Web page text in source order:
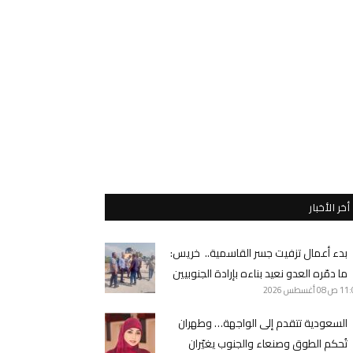
أخر الأخبار
بدء أعمال تزفيت جسر القاسمية.. خريس:
ما دمّره العدو نعيد بناءه بإرادة الجنوبيين
ص 08 أغسطس 2026
السعودية تتقدم إلى الواجهة… وطهران
تُحكم الطوق وصنعاء والجنوب يغيّران